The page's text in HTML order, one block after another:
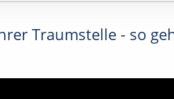
Traumstelle - so